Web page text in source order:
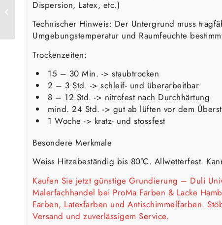
Dispersion, Latex, etc.)
Technischer Hinweis: Der Untergrund muss
Umgebungstemperatur und Raumfeuchte
Trockenzeiten:
15 – 30 Min. -> staubtrocken
2 – 3 Std. -> schleif- und überarbeitbar
8 – 12 Std. -> nitrofest nach Durchhärtung
mind. 24 Std. -> gut ab lüften vor dem
1 Woche -> kratz- und stossfest
Besondere Merkmale
Weiss Hitzebeständig bis 80°C. Allwetterfest.
Kaufen Sie jetzt günstige Grundierung – Duli
Malerfachhandel bei ProMa Farben & Lacke
Farben, Latexfarben und Antischimmelfarben.
Versand und zuverlässigem Service.
Muschelkalk
Außenfarbe 16 L